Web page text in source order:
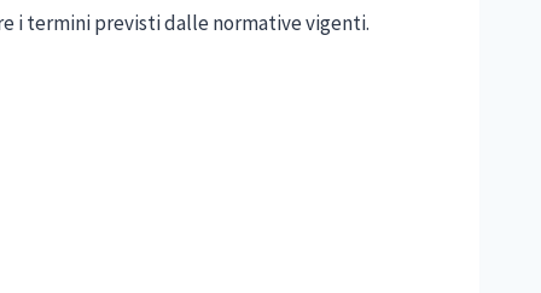
i termini previsti dalle normative vigenti.